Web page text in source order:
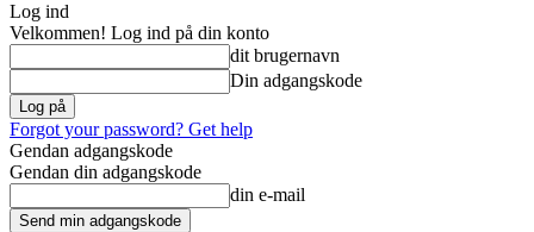
Log ind
Velkommen! Log ind på din konto
dit brugernavn
Din adgangskode
Forgot your password? Get help
Gendan adgangskode
Gendan din adgangskode
din e-mail